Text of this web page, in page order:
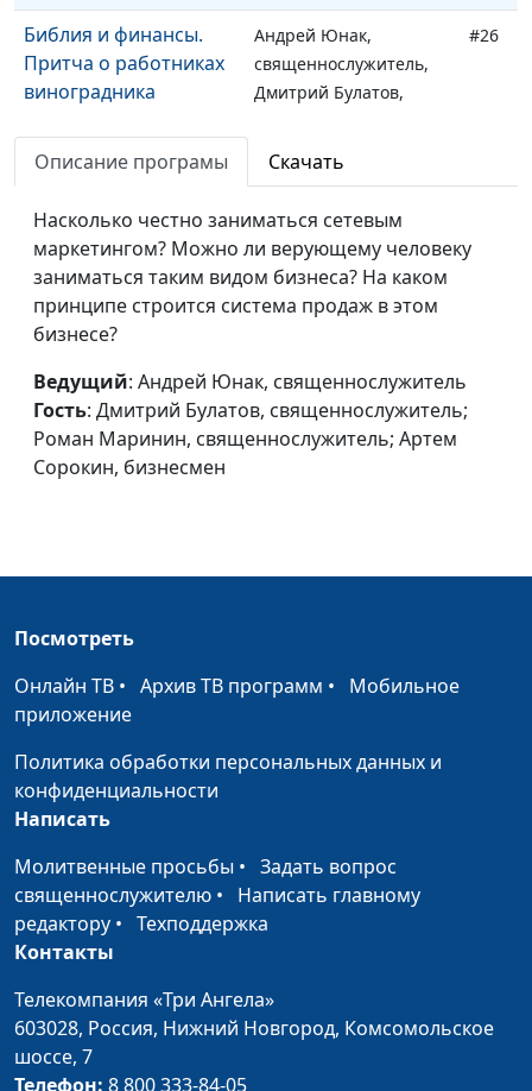
Библия и финансы.
Притча о работниках
виноградника
Андрей Юнак,
священнослужитель,
Дмитрий Булатов,
бизнесмен
#26
Библия и финансы.
Притча Христа о
неверном управителе
Андрей Юнак,
священнослужитель,
Роман Маринин,
священнослужитель;
Артем Сорокин,
священнослужитель;
Артем Сорокин,
Библия и финансы.
Как планировать
Андрей Юнак,
священнослужитель;
Роман Маринин,
священнослужитель;
Библия и финансы.
Выбор партнера для
бизнеса
Андрей Юнак,
#22
Описание програмы Скачать
Насколько честно заниматься сетевым
маркетингом? Можно ли верующему человеку
заниматься таким видом бизнеса? На каком
принципе строится система продаж в этом
бизнесе?
Ведущий: Андрей Юнак, священнослужитель
Гость: Дмитрий Булатов, священнослужитель;
Роман Маринин, священнослужитель; Артем
Сорокин, бизнесмен
Посмотреть
Онлайн ТВ • Архив ТВ программ • Мобильное
приложение
Политика обработки персональных данных и
конфиденциальности
Написать
Молитвенные просьбы • Задать вопрос
священнослужителю • Написать главному
редактору • Техподдержка
Контакты
Телекомпания «Три Ангела»
603028, Россия, Нижний Новгород, Комсомольское
шоссе, 7
Телефон: 8 800 333-84-05